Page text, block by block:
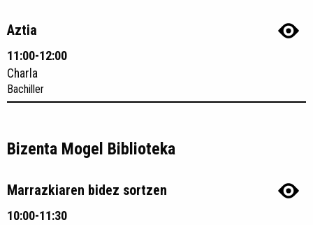
Aztia
11:00-12:00
Charla
Bachiller
Bizenta Mogel Biblioteka
Marrazkiaren bidez sortzen
10:00-11:30